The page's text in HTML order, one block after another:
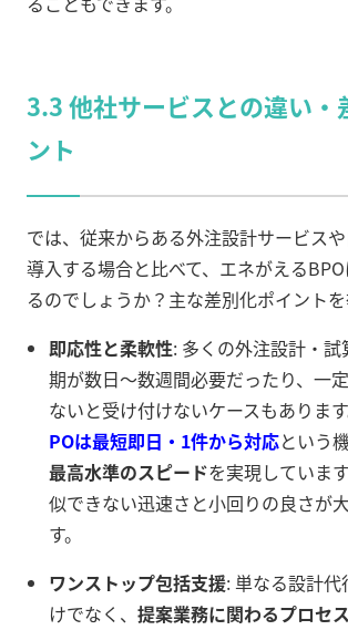
3.3 他社サービスとの違い・
ント
では、従来からある外注設計サービス
導入する場合と比べて、エネがえる
るのでしょうか？主な差別化ポイントを
即応性と柔軟性: 多くの外注設計・
期が数日〜数週間必要だったり、一
ないと受け付けないケースもあります
POは最短即日・1件から対応という
最高水準のスピードを実現していま
似できない迅速さと小回りの良さが
す。
ワンストップ包括支援: 単なる設計
けでなく、 提案業務に関わるプロセ